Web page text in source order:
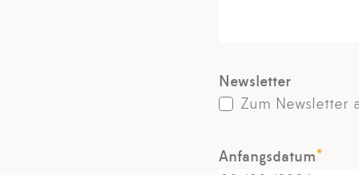
Newsletter
Zum Newsletter
Anfangsdatum*